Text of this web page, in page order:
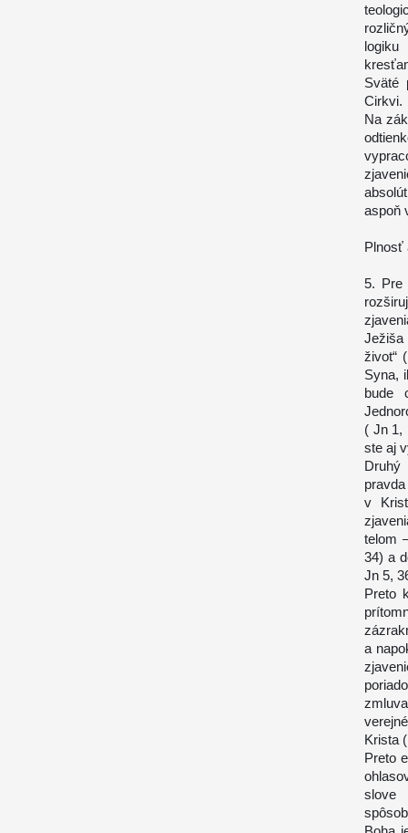
Sväté
Cirkvi.
Na
aspoň
Plnosť
5. Pre
Ježiša
život“
Syna,
bude
( Jn 1,
ste aj
Druhý
v
telom
34) a
Jn 5,
Preto
a
Krista
Preto
slove